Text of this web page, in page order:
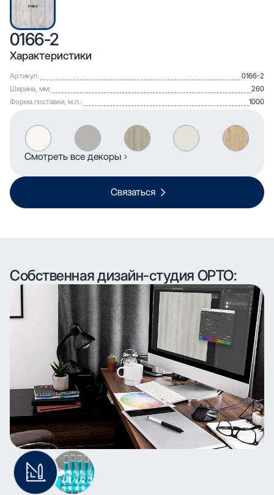
0166-2
Характеристики
Артикул:
0166-2
Ширина, мм:
260
Форма поставки, м.п.:
1000
Смотреть все декоры
Связаться
Собственная дизайн-студия ОРТО: